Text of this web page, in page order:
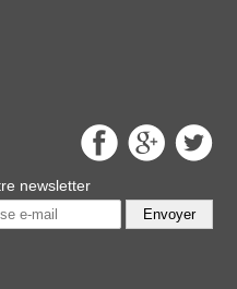
newsletter
Envoyer